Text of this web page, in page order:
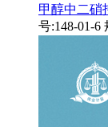
甲醇中二硝
号:148-01-6